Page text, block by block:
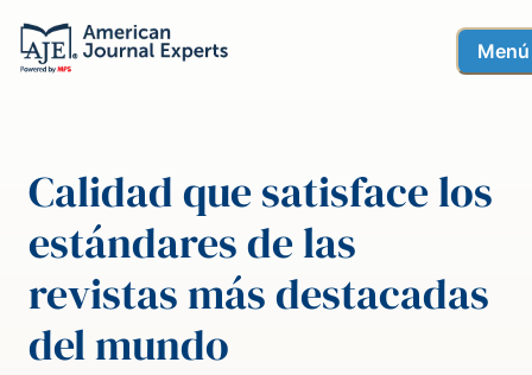
Menú
Calidad que satisface los
estándares de las
revistas más destacadas
del mundo